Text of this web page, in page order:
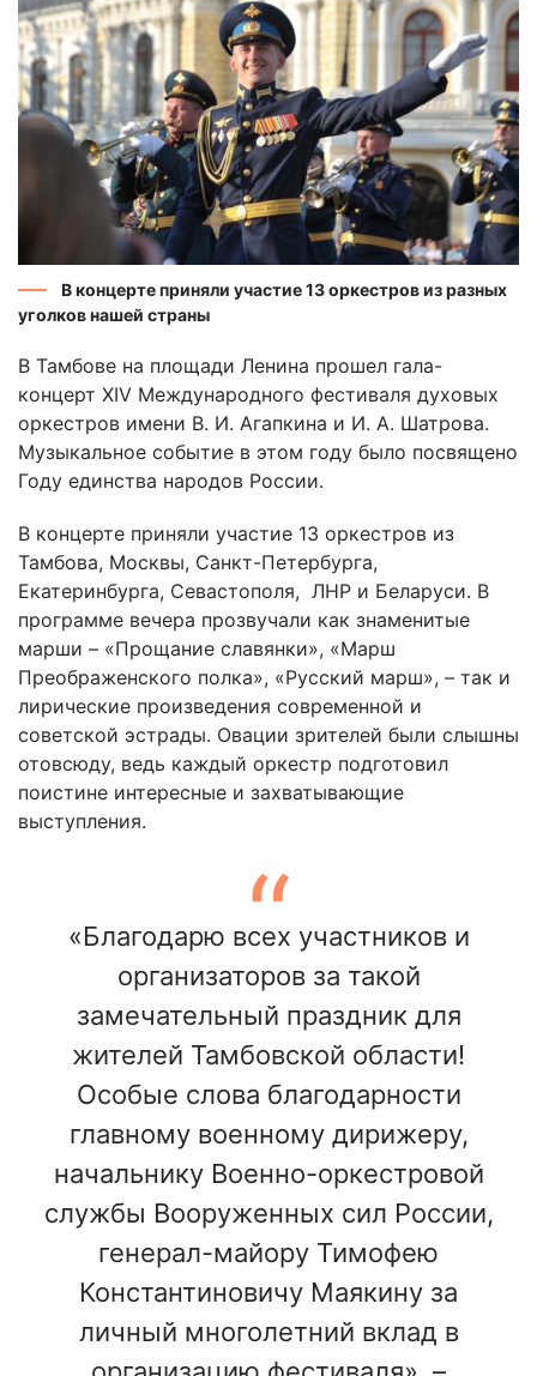
В концерте приняли участие 13 оркестров из разных
уголков нашей страны
В Тамбове на площади Ленина прошел гала-
концерт XIV Международного фестиваля духовых
оркестров имени В. И. Агапкина и И. А. Шатрова.
Музыкальное событие в этом году было посвящено
Году единства народов России.
В концерте приняли участие 13 оркестров из
Тамбова, Москвы, Санкт-Петербурга,
Екатеринбурга, Севастополя, ЛНР и Беларуси. В
программе вечера прозвучали как знаменитые
марши – «Прощание славянки», «Марш
Преображенского полка», «Русский марш», – так и
лирические произведения современной и
советской эстрады. Овации зрителей были слышны
отовсюду, ведь каждый оркестр подготовил
поистине интересные и захватывающие
выступления.
«Благодарю всех участников и
организаторов за такой
замечательный праздник для
жителей Тамбовской области!
Особые слова благодарности
главному военному дирижеру,
начальнику Военно-оркестровой
службы Вооруженных сил России,
генерал-майору Тимофею
Константиновичу Маякину за
личный многолетний вклад в